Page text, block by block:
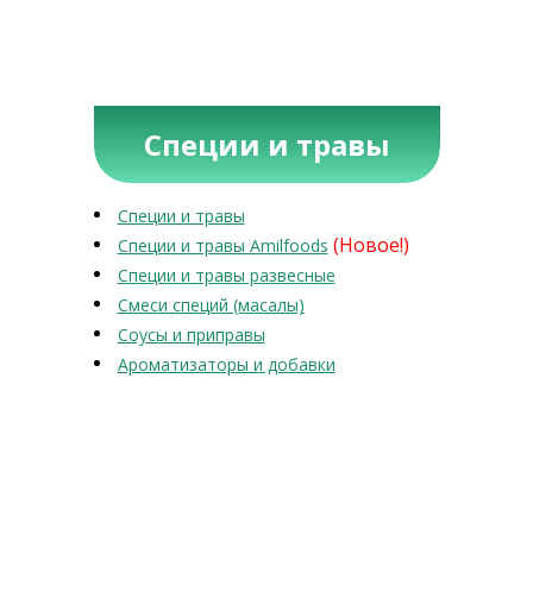
Специи и травы
Специи и травы
Специи и травы Amilfoods (Новое!)
Специи и травы развесные
Смеси специй (масалы)
Соусы и приправы
Ароматизаторы и добавки